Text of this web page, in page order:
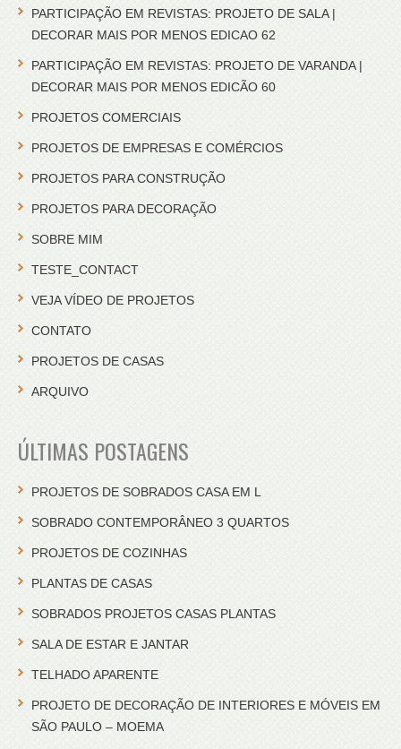
PARTICIPAÇÃO EM REVISTAS: PROJETO DE SALA |
DECORAR MAIS POR MENOS EDICAO 62
PARTICIPAÇÃO EM REVISTAS: PROJETO DE VARANDA |
DECORAR MAIS POR MENOS EDICÃO 60
PROJETOS COMERCIAIS
PROJETOS DE EMPRESAS E COMÉRCIOS
PROJETOS PARA CONSTRUÇÃO
PROJETOS PARA DECORAÇÃO
SOBRE MIM
TESTE_CONTACT
VEJA VÍDEO DE PROJETOS
CONTATO
PROJETOS DE CASAS
ARQUIVO
ÚLTIMAS POSTAGENS
PROJETOS DE SOBRADOS CASA EM L
SOBRADO CONTEMPORÂNEO 3 QUARTOS
PROJETOS DE COZINHAS
PLANTAS DE CASAS
SOBRADOS PROJETOS CASAS PLANTAS
SALA DE ESTAR E JANTAR
TELHADO APARENTE
PROJETO DE DECORAÇÃO DE INTERIORES E MÓVEIS EM
SÃO PAULO – MOEMA